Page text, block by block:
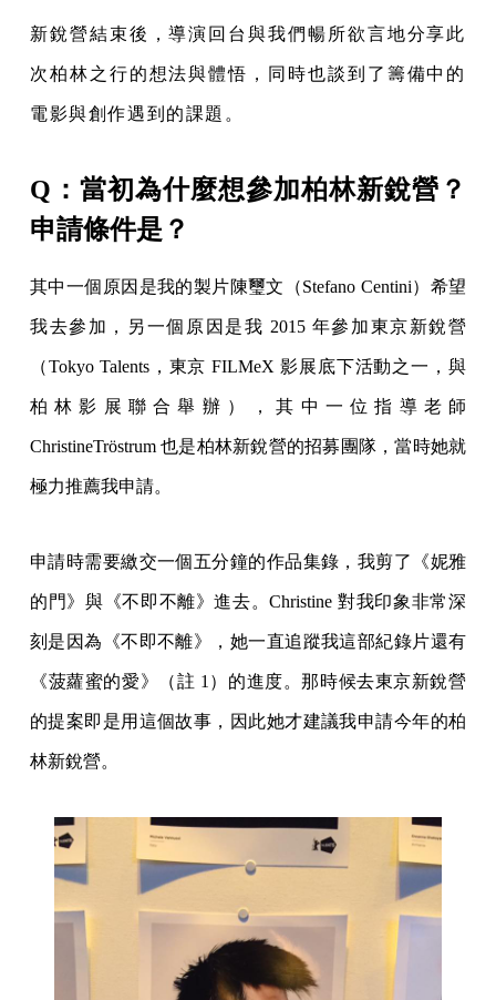
新銳營結束後，導演回台與我們暢所欲言地分享此
次柏林之行的想法與體悟，同時也談到了籌備中的
電影與創作遇到的課題。
Q：當初為什麼想參加柏林新銳營？
申請條件是？
其中一個原因是我的製片陳璽文（Stefano Centini）希望
我去參加，另一個原因是我 2015 年參加東京新銳營
（Tokyo Talents，東京 FILMeX 影展底下活動之一，與
柏林影展聯合舉辦），其中一位指導老師
ChristineTröstrum 也是柏林新銳營的招募團隊，當時她就
極力推薦我申請。
申請時需要繳交一個五分鐘的作品集錄，我剪了《妮雅
的門》與《不即不離》進去。Christine 對我印象非常深
刻是因為《不即不離》，她一直追蹤我這部紀錄片還有
《菠蘿蜜的愛》（註 1）的進度。那時候去東京新銳營
的提案即是用這個故事，因此她才建議我申請今年的柏
林新銳營。